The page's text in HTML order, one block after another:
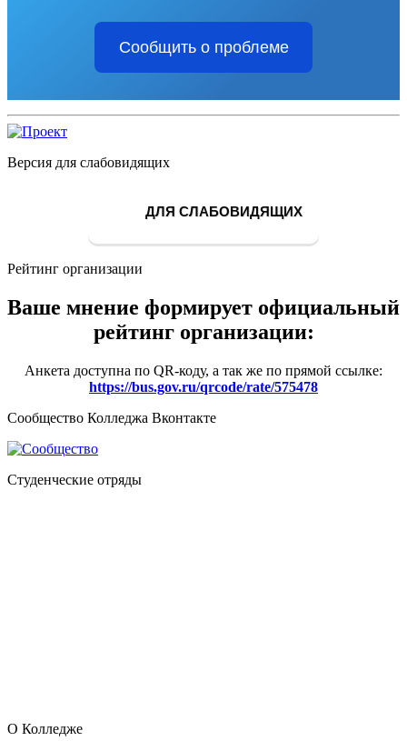
Сообщить о проблеме
Версия для слабовидящих
ДЛЯ СЛАБОВИДЯЩИХ
Рейтинг организации
Ваше мнение формирует официальный
рейтинг организации:
Анкета доступна по QR-коду, а так же по прямой ссылке:
https://bus.gov.ru/qrcode/rate/575478
Сообщество Колледжа Вконтакте
Студенческие отряды
О Колледже